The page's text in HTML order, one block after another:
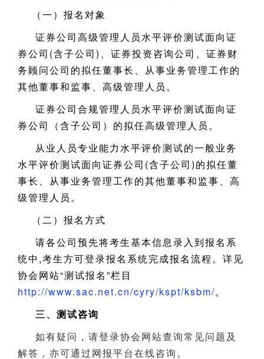
（一）报名对象
证券公司高级管理人员水平评价测试面向证
券公司(含子公司)、证券投资咨询公司、证券财
务顾问公司的拟任董事长、从事业务管理工作的
其他董事和监事、高级管理人员。
证券公司合规管理人员水平评价测试面向证
券公司（含子公司）的拟任高级管理人员。
从业人员专业能力水平评价测试的一般业务
水平评价测试面向证券公司(含子公司)的拟任董
事长、从事业务管理工作的其他董事和监事、高
级管理人员。
（二）报名方式
请各公司预先将考生基本信息录入到报名系
统中,考生方可登录报名系统完成报名流程。详见
协会网站“测试报名”栏目
http://www.sac.net.cn/cyry/kspt/ksbm/。
三、 测试咨询
如有疑问，请登录协会网站查询常见问题及
解答，亦可通过网报平台在线咨询。